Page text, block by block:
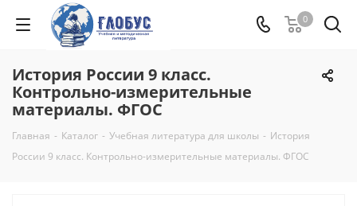
0
История России 9 класс.
Контрольно-измерительные
материалы. ФГОС
Главная - Каталог - Учебная литература для школы - История
России 9 класс. Контрольно-измерительные материалы. ФГОС